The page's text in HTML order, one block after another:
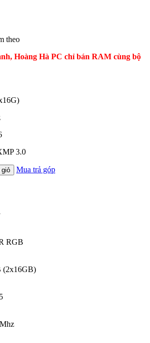
theo
Hoàng Hà PC chỉ bán RAM cùng bộ
3.0
giỏ Mua trả góp
RGB
(2x16GB)